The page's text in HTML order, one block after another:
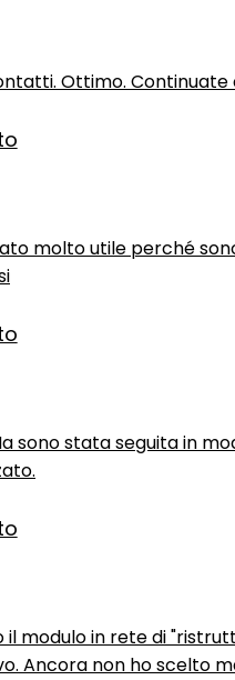
Ottimo. Continuate
molto utile perché
sono stata seguita in
modulo in rete di
Ancora non ho scelto